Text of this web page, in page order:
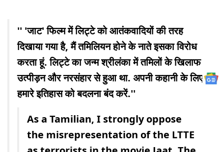
'' 'जाट' फिल्म में लिट्टे को आतंकवादियों की तरह
दिखाया गया है, मैं तमिलियन होने के नाते इसका विरोध
करता हूं. लिट्टे का जन्म श्रीलंका में तमिलों के खिलाफ
उत्पीड़न और नरसंहार से हुआ था. अपनी कहानी के लिए
हमारे इतिहास को बदलना बंद करें.''
As a Tamilian, I strongly oppose
the misrepresentation of the LTTE